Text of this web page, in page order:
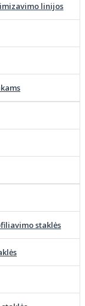
linijos
staklės